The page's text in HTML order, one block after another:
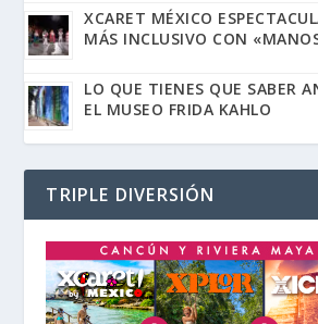
XCARET MÉXICO
MÁS INCLUSIVO CON
LO QUE TIENES QUE SABER
EL MUSEO FRIDA KAHLO
TRIPLE DIVERSIÓN